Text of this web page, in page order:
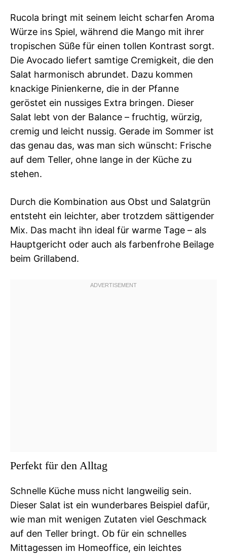
Rucola bringt mit seinem leicht scharfen Aroma
Würze ins Spiel, während die Mango mit ihrer
tropischen Süße für einen tollen Kontrast sorgt.
Die Avocado liefert samtige Cremigkeit, die den
Salat harmonisch abrundet. Dazu kommen
knackige Pinienkerne, die in der Pfanne
geröstet ein nussiges Extra bringen. Dieser
Salat lebt von der Balance – fruchtig, würzig,
cremig und leicht nussig. Gerade im Sommer ist
das genau das, was man sich wünscht: Frische
auf dem Teller, ohne lange in der Küche zu
stehen.
Durch die Kombination aus Obst und Salatgrün
entsteht ein leichter, aber trotzdem sättigender
Mix. Das macht ihn ideal für warme Tage – als
Hauptgericht oder auch als farbenfrohe Beilage
beim Grillabend.
Perfekt für den Alltag
Schnelle Küche muss nicht langweilig sein.
Dieser Salat ist ein wunderbares Beispiel dafür,
wie man mit wenigen Zutaten viel Geschmack
auf den Teller bringt. Ob für ein schnelles
Mittagessen im Homeoffice, ein leichtes